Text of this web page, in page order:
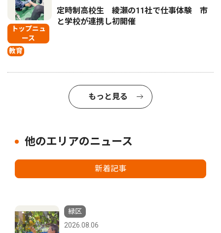
トップニュ
ース
教育
定時制高校生 綾瀬の11社で仕事体験 市
と学校が連携し初開催
もっと見る
他のエリアのニュース
新着記事
緑区
2026.08.06